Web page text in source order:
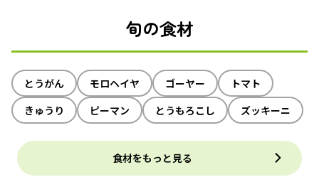
旬の食材
とうがん モロヘイヤ ゴーヤー
トマト
きゅうり
ピーマン とうもろこし ズッキーニ
食材をもっと見る